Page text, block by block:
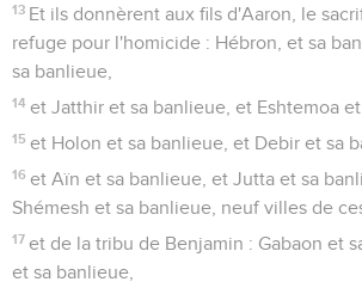
13 Et ils donnèrent aux fils d'Aaron, le
refuge pour l'homicide : Hébron, et sa
sa banlieue,
14 et Jatthir et sa banlieue, et Eshtemoa et
15 et Holon et sa banlieue, et Debir et sa
16 et Aïn et sa banlieue, et Jutta et sa
Shémesh et sa banlieue, neuf villes de
17 et de la tribu de Benjamin : Gabaon et
et sa banlieue,